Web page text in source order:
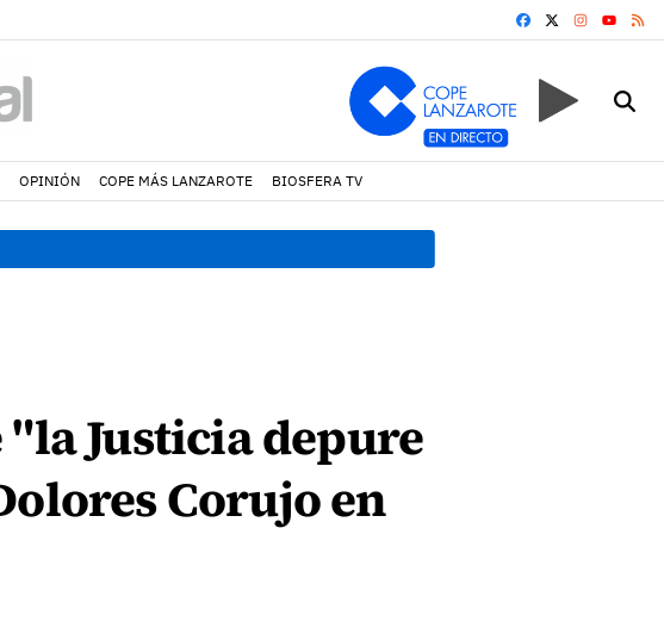
FACEBOOK
YOUTUBE
OPINIÓN COPE MÁS LANZAROTE BIOSFERA TV
"la Justicia depure
Corujo en